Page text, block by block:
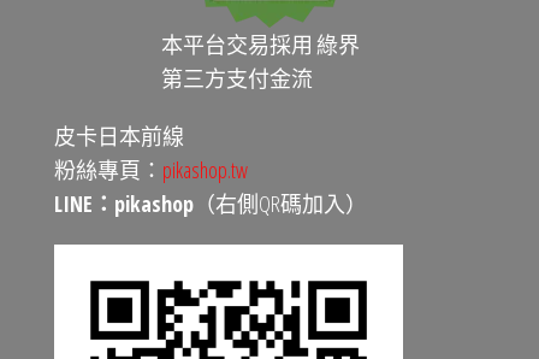
本平台交易採用 綠界
第三方支付金流
皮卡日本前線
粉絲專頁： pikashop.tw
LINE：pikashop （右側QR碼加入）